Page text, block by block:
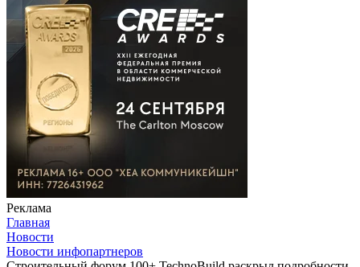
Реклама
Главная
Новости
Новости инфопартнеров